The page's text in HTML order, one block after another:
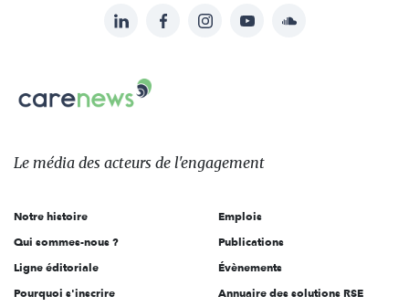
sur:
LinkedInFacebookInstagramYouTubeSoundcloud
Le
des
l'engagement
Le média des acteurs de l'engagement
Notre histoire
Qui sommes-nous ?
Ligne éditoriale
Pourquoi s'inscrire
Emplois
Publications
Évènements
Annuaire des solutions RSE